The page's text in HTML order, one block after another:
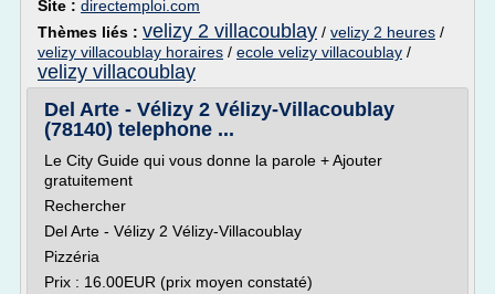
Site : directemploi.com
Thèmes liés : velizy 2 villacoublay / velizy 2 heures /
velizy villacoublay horaires / ecole velizy villacoublay /
velizy villacoublay
Del Arte - Vélizy 2 Vélizy-Villacoublay
(78140) telephone ...
Le City Guide qui vous donne la parole + Ajouter
gratuitement
Rechercher
Del Arte - Vélizy 2 Vélizy-Villacoublay
Pizzéria
Prix : 16.00EUR (prix moyen constaté)